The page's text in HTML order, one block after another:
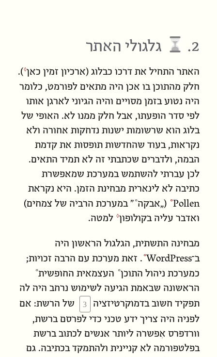
2. גלגולי האתר
האתר התחיל את דרכו כבלוג (ארכיון זמין כאן ).
חלק מהתוכן בו אכן היה מתאים לפורמט, כלומר
היה נטוע בזמן מסויים והיה הגיוני לארגן אותו
לפי סדר הופעתו, אבל חלק ממנו לא. האופי של
בלוג הוא שרשומות ישנות נדחקות אחורה ולא
נקראות, בעוד שהחדשות תופסות את קדמת
הבמה, ולדברים שכתבתי זה לא תמיד התאים.
לכן עברתי להשתמש במערכת שמאפשרת
כתיבה לא לינארית מבחינת הזמן. היא נקראת
Pollen
(„אבקה ” במערכת הרביה של צמחים)
ואדבר עליה בקולופון למטה.
מבחינה התשתית, הגלגול הראשון היה
ב־WordPress . זאת מערכת עם הרבה זכויות;
כמערכת ניהול התוכן העצמאית החופשית
הראשונה שבאמת הגיעה לשימוש נרחב היה לה
תפקיד חשוב בדמוקרטיזציה
של הרשת: אם
לפניה היה צריך ידע טכני כדי לפרסם ברשת,
וורדפרס אִפשרה ליותר אנשים לכתוב ברשת
בפלטפורמה לא קניינית ולהתמקד בכתיבה. גם